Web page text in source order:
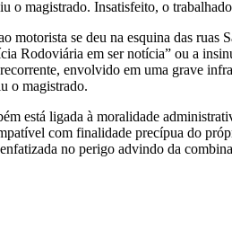
o magistrado. Insatisfeito, o
se deu na esquina das ruas
Rodoviária em ser notícia” ou a
envolvido em uma grave
o magistrado.
está ligada à moralidade
com finalidade precípua do
no perigo advindo da